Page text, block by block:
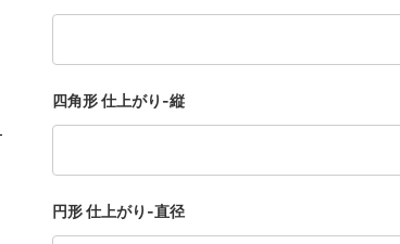
四角形 仕上がり-縦
円形 仕上がり-直径